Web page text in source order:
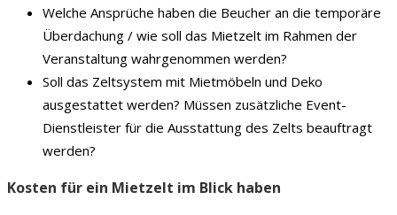
Welche Ansprüche haben die Beucher an die temporäre
Überdachung / wie soll das Mietzelt im Rahmen der
Veranstaltung wahrgenommen werden?
Soll das Zeltsystem mit Mietmöbeln und Deko
ausgestattet werden? Müssen zusätzliche Event-
Dienstleister für die Ausstattung des Zelts beauftragt
werden?
Kosten für ein Mietzelt im Blick haben